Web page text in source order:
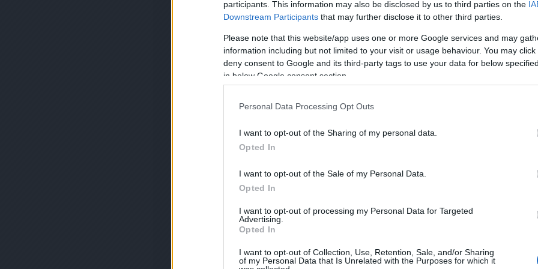
participants. This information may also be disclosed by us to third parties on the
Downstream Participants that may further disclose it to other third parties.
Please note that this website/app uses one or more Google services and may
information including but not limited to your visit or usage behaviour. You may
deny consent to Google and its third-party tags to use your data for below
in below Google consent section.
Personal Data Processing Opt Outs
I want to opt-out of the Sharing of my personal data.
Opted In
I want to opt-out of the Sale of my Personal Data.
Opted In
I want to opt-out of processing my Personal Data for Targeted
Advertising.
Opted In
I want to opt-out of Collection, Use, Retention, Sale, and/or Sharing
of my Personal Data that Is Unrelated with the Purposes for which it